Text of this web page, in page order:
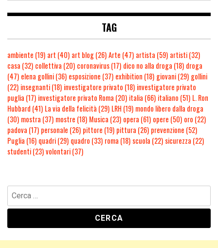
TAG
ambiente (19) art (40) art blog(26)Arte (47) artista (59) artisti(32)
casa (32) collettiva (20) coronavirus(17) dico no alla droga (18) droga
(47) elena gollini(36) esposizione (37) exhibition (18) giovani(29) gollini
(22) insegnanti(18) investigatore privato (18) investigatore privato
puglia (17) investigatore privato Roma (20) italia (66) italiano (51) L. Ron
Hubbard (41) La via della felicità (29) LRH (19) mondo libero dalla droga
(30) mostra (37) mostre (18) Musica (23) opera (61) opere (50) oro (22)
padova (17) personale (26) pittore (19) pittura (26) prevenzione (52)
Puglia (16) quadri(29) quadro (33) roma (18) scuola (22) sicurezza (22)
studenti(23)volontari(37)